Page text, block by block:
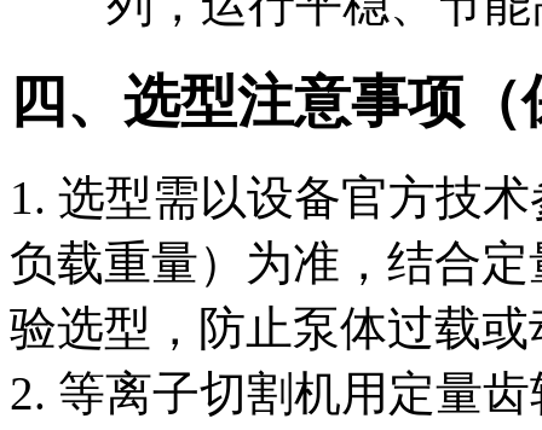
四、选型注意事项
1. 选型需以设备官方技
负载重量）为准，结合
验选型，防止泵体过载
2. 等离子切割机用定量